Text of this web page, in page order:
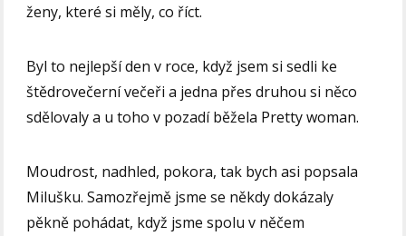
ženy, které si měly, co říct.
Byl to nejlepší den v roce, když jsem si sedli ke
štědrovečerní večeři a jedna přes druhou si něco
sdělovaly a u toho v pozadí běžela Pretty woman.
Moudrost, nadhled, pokora, tak bych asi popsala
Milušku. Samozřejmě jsme se někdy dokázaly
pěkně pohádat, když jsme spolu v něčem